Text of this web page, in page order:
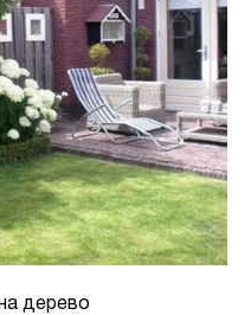
дерево